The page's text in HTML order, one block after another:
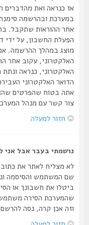
אחר ההוראות שתקבל. בחלק
הפעלת החשבון, על ידי
מוצג במהלך ההרשמה. אם
האלקטרוני, עקוב אחר
האלקטרוני, כנראה ונתת
הדואר האלקטרוני העבירה
אתה בטוח שהפרטים שהזנת
צור קשר עם מנהל המערכת.
חזור למעלה
נרשמתי בעבר אבל אני לא
לא מצליח לאתר את כתובת
שם המשתמש והסיסמה ונסה
ביטלו את חשבונך או הסירו
שהמערכת הסירה משתמשים
וזה אכן קרה, נסה להרשם